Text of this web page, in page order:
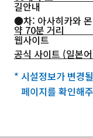
길안내
●차: 아사히카와 몬
약 70분 거리
웹사이트
공식 사이트 (일본
* 시설정보가 변경
페이지를 확인해